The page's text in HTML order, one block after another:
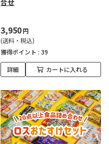
合せ
3,950円
(送料・税込)
獲得ポイント : 39
詳細 カートに入れる